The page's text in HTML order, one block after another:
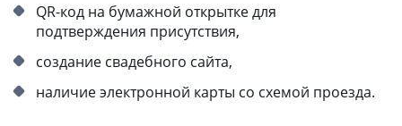
QR-код на бумажной открытке для
подтверждения присутствия,
создание свадебного сайта,
наличие электронной карты со схемой проезда.